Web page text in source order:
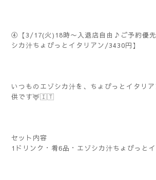
④【3/17(火)18時〜入退店自由♪ご予約優
シカ汁ちょびっとイタリアン/3430円】
いつものエゾシカ汁を、ちょびっとイタリ
供です🦌🇮🇹
セット内容
1ドリンク・肴6品・エゾシカ汁ちょびっと